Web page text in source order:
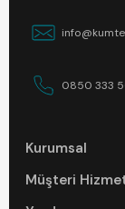
0850 333
Kurumsal
Müşteri